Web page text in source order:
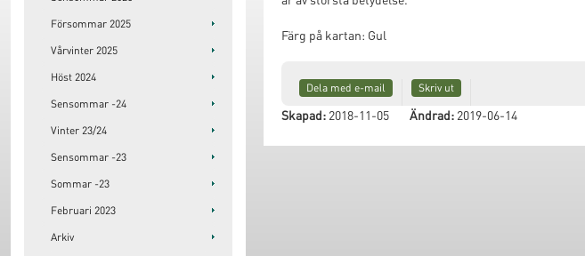
Försommar 2025
Vårvinter 2025
Höst 2024
Sensommar -24
Vinter 23/24
Sensommar -23
Sommar -23
Februari 2023
Arkiv
Färg på kartan: Gul
Dela med e-mail Skriv ut
Skapad:2018-11-05 Ändrad:2019-06-14